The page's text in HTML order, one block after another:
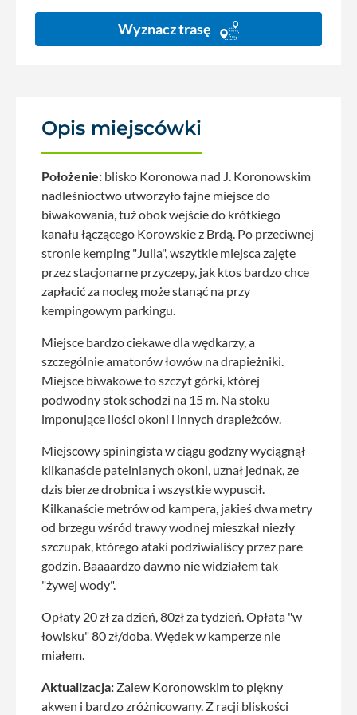
Wyznacz trasę
Opis miejscówki
Położenie: blisko Koronowa nad J. Koronowskim
nadleśnioctwo utworzyło fajne miejsce do
biwakowania, tuż obok wejście do krótkiego
kanału łączącego Korowskie z Brdą. Po przeciwnej
stronie kemping "Julia", wszytkie miejsca zajęte
przez stacjonarne przyczepy, jak ktos bardzo chce
zapłacić za nocleg może stanąć na przy
kempingowym parkingu.
Miejsce bardzo ciekawe dla wędkarzy, a
szczególnie amatorów łowów na drapieżniki.
Miejsce biwakowe to szczyt górki, której
podwodny stok schodzi na 15 m. Na stoku
imponujące ilości okoni i innych drapieżców.
Miejscowy spiningista w ciągu godzny wyciągnął
kilkanaście patelnianych okoni, uznał jednak, ze
dzis bierze drobnica i wszystkie wypuscił.
Kilkanaście metrów od kampera, jakieś dwa metry
od brzegu wśród trawy wodnej mieszkał niezły
szczupak, którego ataki podziwialiścy przez pare
godzin. Baaaardzo dawno nie widziałem tak
"żywej wody".
Opłaty 20 zł za dzień, 80zł za tydzień. Opłata "w
łowisku" 80 zł/doba. Wędek w kamperze nie
miałem.
Aktualizacja: Zalew Koronowskim to piękny
akwen i bardzo zróżnicowany. Z racji bliskości